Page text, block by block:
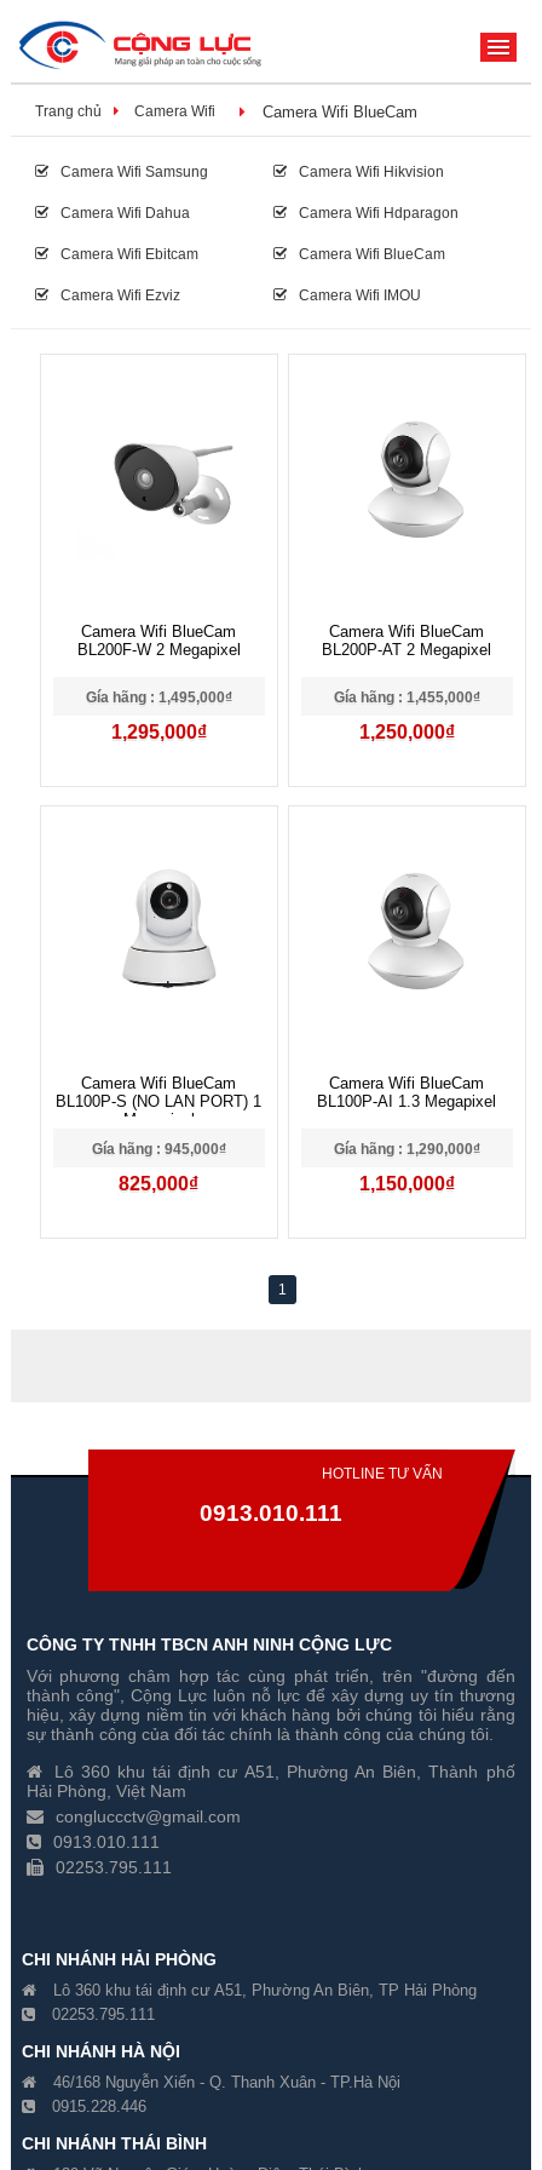
Trang chủ Camera Wifi Camera Wifi BlueCam
Camera Wifi Samsung Camera Wifi Hikvision
Camera Wifi Dahua Camera Wifi Hdparagon
Camera Wifi Ebitcam Camera Wifi BlueCam
Camera Wifi Ezviz Camera Wifi IMOU
Camera Wifi BlueCam
BL200F-W 2 Megapixel
Gía hãng : 1,495,000₫
1,295,000₫
Camera Wifi BlueCam
BL200P-AT 2 Megapixel
Gía hãng : 1,455,000₫
1,250,000₫
Camera Wifi BlueCam
BL100P-S (NO LAN PORT) 1
Megapixel
Gía hãng : 945,000₫
825,000₫
Camera Wifi BlueCam
BL100P-AI 1.3 Megapixel
Gía hãng : 1,290,000₫
1,150,000₫
1
HOTLINE TƯ VẤN
0913.010.111
CÔNG TY TNHH TBCN ANH NINH CỘNG LỰC
Với phương châm hợp tác cùng phát triển, trên "đường đến
thành công", Cộng Lực luôn nỗ lực để xây dựng uy tín thương
hiệu, xây dựng niềm tin với khách hàng bởi chúng tôi hiểu rằng
sự thành công của đối tác chính là thành công của chúng tôi.
Lô 360 khu tái định cư A51, Phường An Biên, Thành phố
Hải Phòng, Việt Nam
congluccctv@gmail.com
0913.010.111
02253.795.111
CHI NHÁNH HẢI PHÒNG
Lô 360 khu tái định cư A51, Phường An Biên, TP Hải Phòng
02253.795.111
CHI NHÁNH HÀ NỘI
46/168 Nguyễn Xiển - Q. Thanh Xuân - TP.Hà Nội
0915.228.446
CHI NHÁNH THÁI BÌNH